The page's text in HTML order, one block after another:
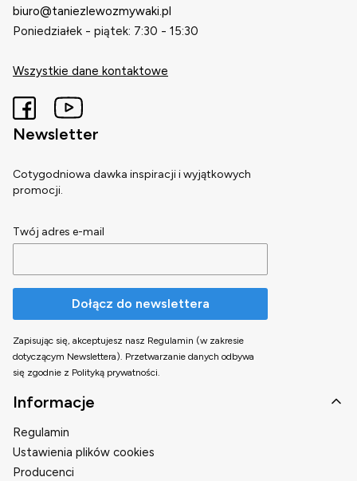
biuro@taniezlewozmywaki.pl
Poniedziałek - piątek: 7:30 - 15:30
Wszystkie dane kontaktowe
Newsletter
Cotygodniowa dawka inspiracji i wyjątkowych
promocji.
Twój adres e-mail
Dołącz do newslettera
Zapisując się, akceptujesz nasz Regulamin (w zakresie
dotyczącym Newslettera). Przetwarzanie danych odbywa
się zgodnie z Polityką prywatności.
Linki w stopce
Informacje
Regulamin
Ustawienia plików cookies
Producenci